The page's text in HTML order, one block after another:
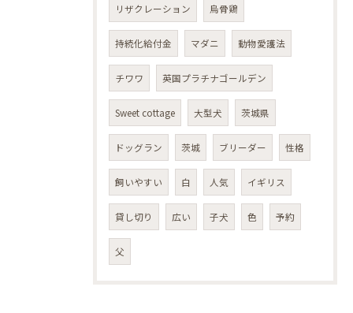
リザクレーション 烏骨鶏
持続化給付金 マダニ 動物愛護法
チワワ 英国プラチナゴールデン
Sweet cottage 大型犬 茨城県
ドッグラン 茨城 ブリーダー 性格
飼いやすい 白 人気 イギリス
貸し切り 広い 子犬 色 予約
父